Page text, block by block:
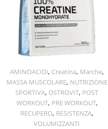
Quick View
AMINOACIDI, Creatina, Marche,
MASSA MUSCOLARE, NUTRIZIONE
SPORTIVA, OSTROVIT, POST
WORKOUT, PRE WORKOUT,
RECUPERO, RESISTENZA,
VOLUMIZZANTI